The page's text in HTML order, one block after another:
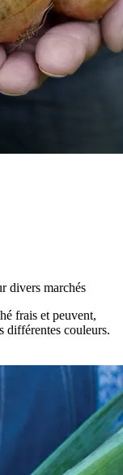
divers marchés
frais et peuvent,
différentes couleurs.